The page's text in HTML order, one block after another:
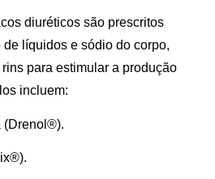
diuréticos são prescritos
líquidos e sódio do corpo,
para estimular a produção
incluem:
(Drenol®).